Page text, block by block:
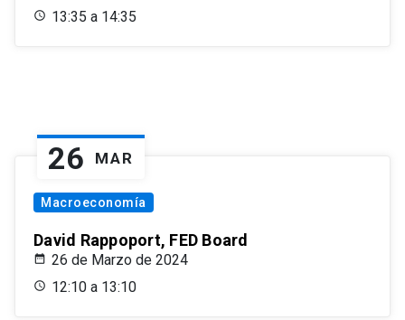
13:35 a 14:35
26 MAR
Macroeconomía
David Rappoport, FED Board
26 de Marzo de 2024
12:10 a 13:10